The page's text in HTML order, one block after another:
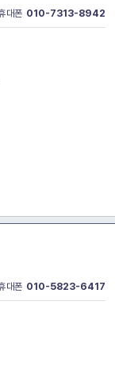
대폰 010-7313-8942
대폰 010-5823-6417